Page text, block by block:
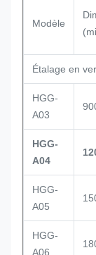
Modèle
Étalage en
HGG-
A03
HGG-
A04
HGG-
A05
HGG-
A06